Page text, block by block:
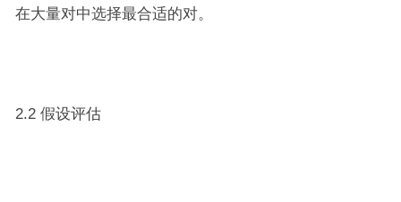
在大量对中选择最合适的对。
2.2 假设评估